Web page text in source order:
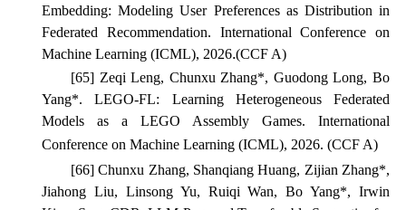
Embedding: Modeling User Preferences as Distribution in
Federated Recommendation. International Conference on
Machine Learning (ICML), 2026.(CCF A)
[65] Zeqi Leng, Chunxu Zhang*, Guodong Long, Bo
Yang*. LEGO-FL: Learning Heterogeneous Federated
Models as a LEGO Assembly Games. International
Conference on Machine Learning (ICML), 2026. (CCF A)
[66]Chunxu Zhang, Shanqiang Huang, Zijian Zhang*,
Jiahong Liu, Linsong Yu, Ruiqi Wan, Bo Yang*, Irwin